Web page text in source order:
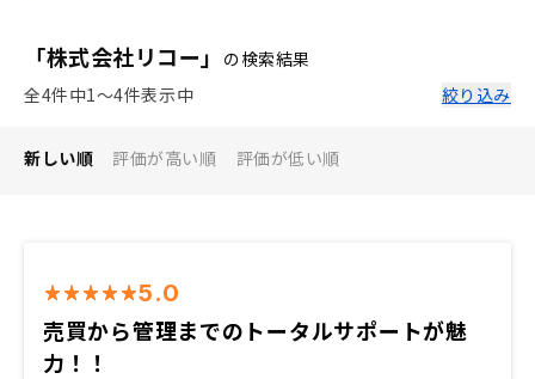
「株式会社リコー」
の検索結果
全4件中1〜4件表示中
絞り込み
新しい順 評価が高い順 評価が低い順
5.0
売買から管理までのトータルサポートが魅
力！！